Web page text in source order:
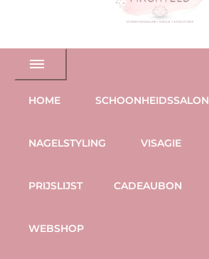
HOME SCHOONHEIDSSALON
NAGELSTYLING VISAGIE
PRIJSLIJST CADEAUBON
WEBSHOP